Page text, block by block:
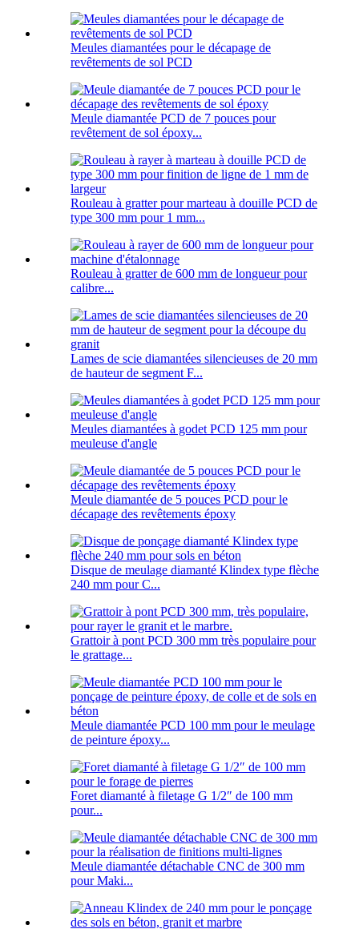
Meules diamantées pour le décapage de
revêtements de sol PCD
Meule diamantée PCD de 7 pouces pour
revêtement de sol époxy...
Rouleau à gratter pour marteau à douille PCD de
type 300 mm pour 1 mm...
Rouleau à gratter de 600 mm de longueur pour
calibre...
Lames de scie diamantées silencieuses de 20 mm
de hauteur de segment F...
Meules diamantées à godet PCD 125 mm pour
meuleuse d'angle
Meule diamantée de 5 pouces PCD pour le
décapage des revêtements époxy
Disque de meulage diamanté Klindex type flèche
240 mm pour C...
Grattoir à pont PCD 300 mm très populaire pour
le grattage...
Meule diamantée PCD 100 mm pour le meulage
de peinture époxy...
Foret diamanté à filetage G 1/2″ de 100 mm
pour...
Meule diamantée détachable CNC de 300 mm
pour Maki...